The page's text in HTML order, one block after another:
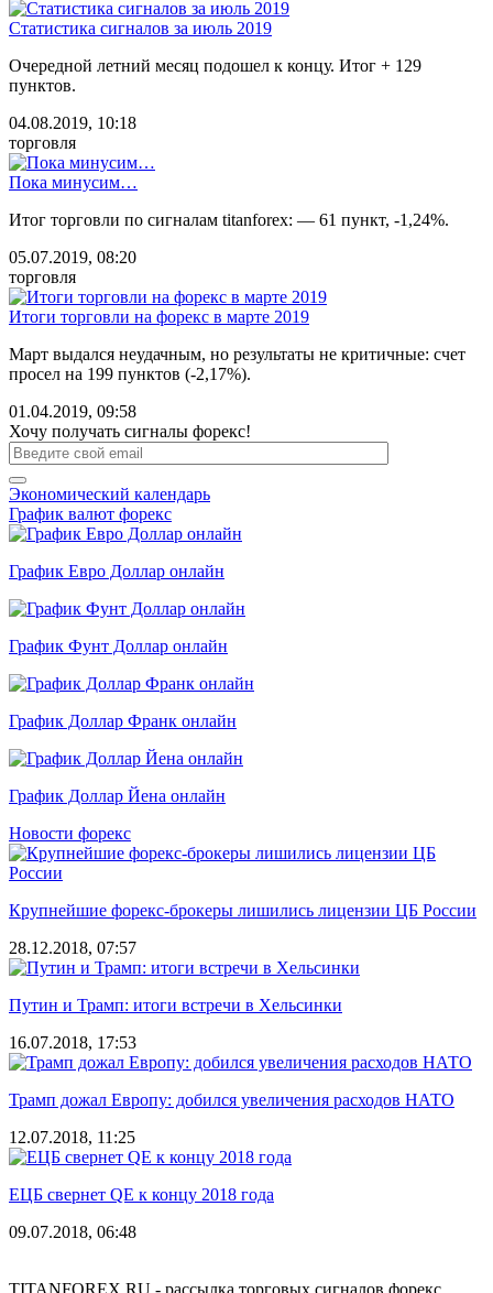
Статистика сигналов за июль 2019
Очередной летний месяц подошел к концу. Итог + 129
пунктов.
04.08.2019, 10:18
торговля
Пока минусим…
Итог торговли по сигналам titanforex: — 61 пункт, -1,24%.
05.07.2019, 08:20
торговля
Итоги торговли на форекс в марте 2019
Март выдался неудачным, но результаты не критичные: счет
просел на 199 пунктов (-2,17%).
01.04.2019, 09:58
Хочу получать сигналы форекс!
Экономический календарь
График валют форекс
График Евро Доллар онлайн
График Фунт Доллар онлайн
График Доллар Франк онлайн
График Доллар Йена онлайн
Новости форекс
Крупнейшие форекс-брокеры лишились лицензии ЦБ России
28.12.2018, 07:57
Путин и Трамп: итоги встречи в Хельсинки
16.07.2018, 17:53
Трамп дожал Европу: добился увеличения расходов НАТО
12.07.2018, 11:25
ЕЦБ свернет QE к концу 2018 года
09.07.2018, 06:48